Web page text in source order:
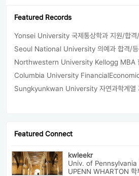
Featured Records
Yonsei University 국제통상학과 지원/합격
Seoul National University 의예과 합격/
Northwestern University Kellogg MBA
Columbia University
Sungkyunkwan University 자연과학계열
Featured Connect
kwleekr
Univ. of